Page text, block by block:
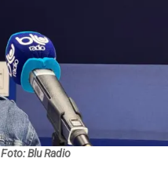
Foto: Blu Radio